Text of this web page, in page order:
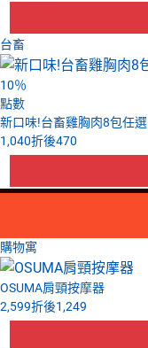
台畜
10％
點數
新口味!台畜雞胸肉8包任選
1,040折後470
購物寓
OSUMA肩頸按摩器
2,599折後1,249